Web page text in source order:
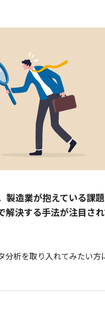
造業が抱えている課
決する手法が注目され
析を取り入れてみたい